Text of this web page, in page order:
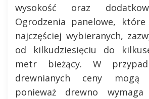
wysokość oraz
Ogrodzenia panelowe,
najczęściej wybieranych,
od kilkudziesięciu do
metr bieżący. W
drewnianych ceny mogą
ponieważ drewno wymaga